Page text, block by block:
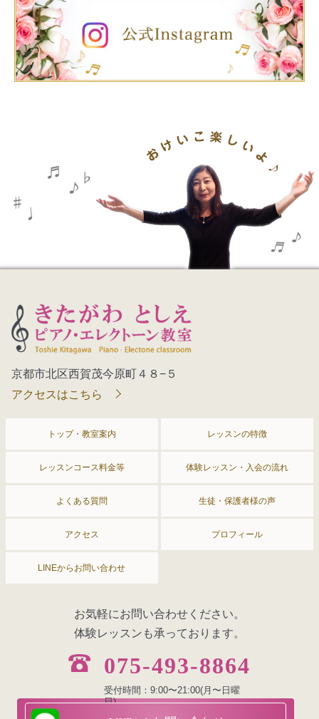
京都市北区西賀茂今原町４８−５
アクセスはこちら
トップ・教室案内 レッスンの特徴
レッスンコース料金等 体験レッスン・入会の流れ
よくある質問 生徒・保護者様の声
アクセス プロフィール
LINEからお問い合わせ
お気軽にお問い合わせください。
体験レッスンも承っております。
075-493-8864
受付時間：9:00〜21:00(月〜日曜
日)